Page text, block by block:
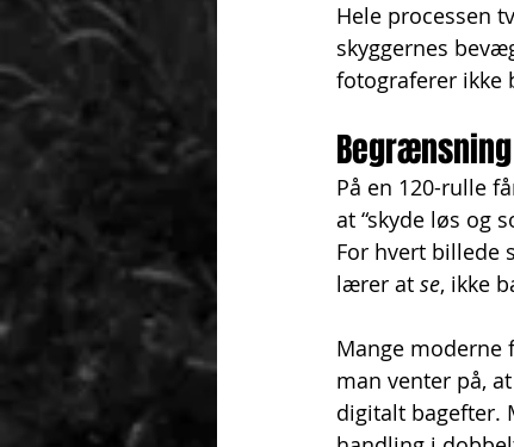
Hele processen
skyggernes
fotograferer ikke
På en 120-rulle
at “skyde løs og
For hvert billede
lærer at se, ikke
Mange moderne
man venter på,
digitalt bagefter.